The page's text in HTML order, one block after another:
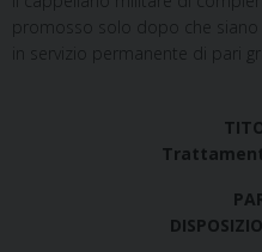
promosso solo dopo che
in servizio permanente di pari